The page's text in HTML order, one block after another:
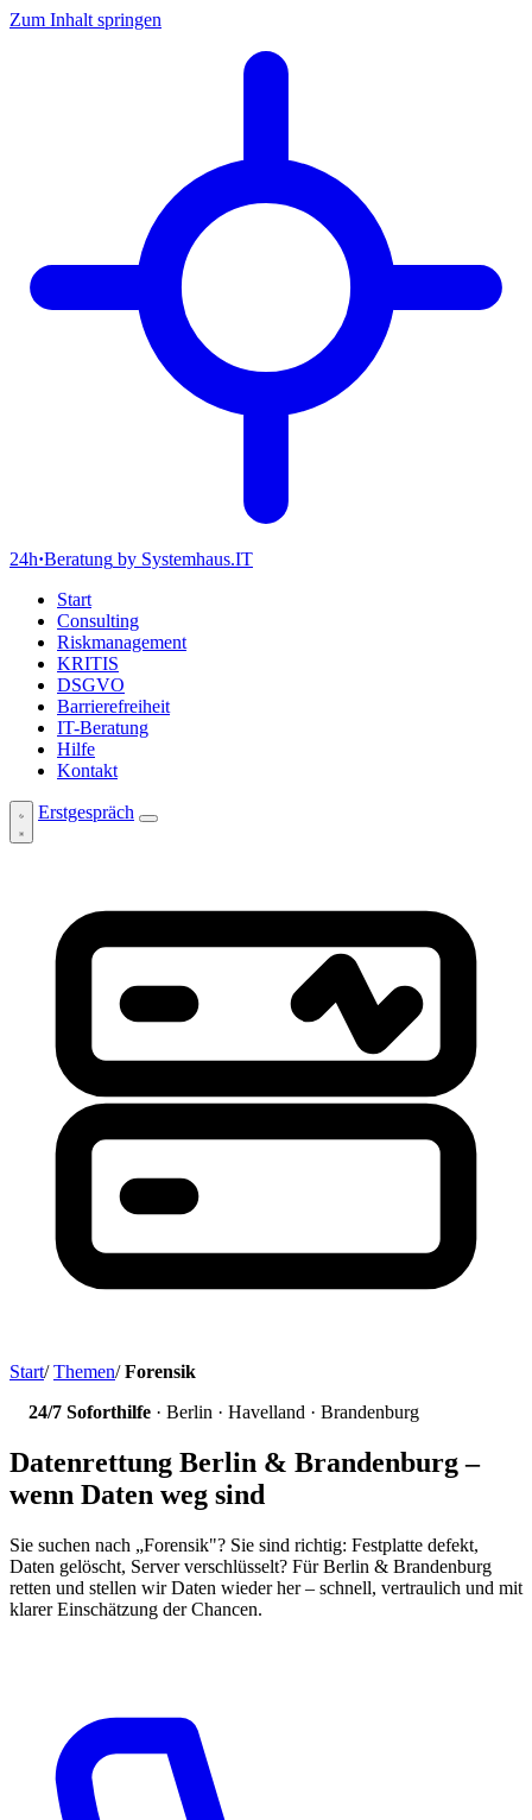
Zum Inhalt springen
24h·Beratung by Systemhaus.IT
Start
Consulting
Riskmanagement
KRITIS
DSGVO
Barrierefreiheit
IT-Beratung
Hilfe
Kontakt
Erstgespräch
Start/ Themen/ Forensik
24/7 Soforthilfe · Berlin · Havelland · Brandenburg
Datenrettung Berlin & Brandenburg –
wenn Daten weg sind
Sie suchen nach „Forensik"? Sie sind richtig: Festplatte defekt,
Daten gelöscht, Server verschlüsselt? Für Berlin & Brandenburg
retten und stellen wir Daten wieder her – schnell, vertraulich und mit
klarer Einschätzung der Chancen.